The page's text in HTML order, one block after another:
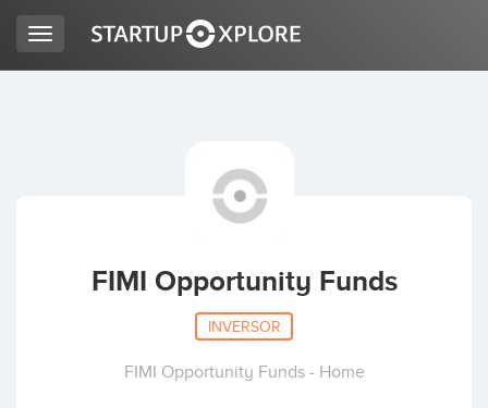
Toggle
navigation
FIMI Opportunity Funds
INVERSOR
FIMI Opportunity Funds - Home